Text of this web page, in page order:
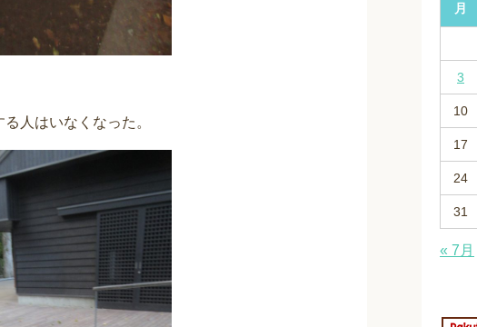
人はいなくなった。
月
3
10
17
24
31
« 7月